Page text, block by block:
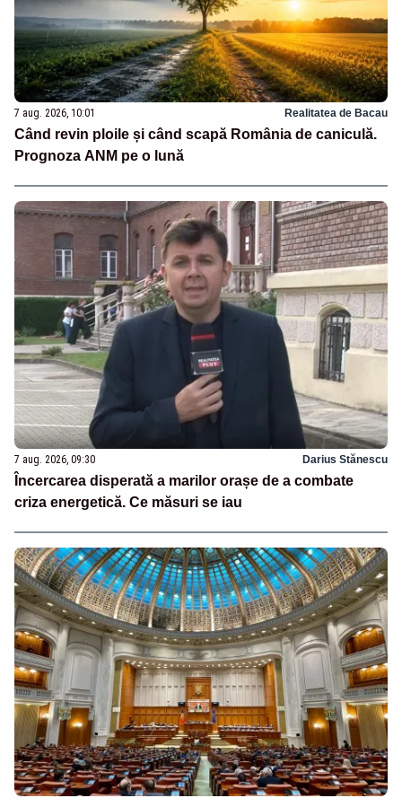
7 aug. 2026, 10:01 Realitatea de Bacau
Când revin ploile și când scapă România de caniculă.
Prognoza ANM pe o lună
7 aug. 2026, 09:30 Darius Stănescu
Încercarea disperată a marilor orașe de a combate
criza energetică. Ce măsuri se iau